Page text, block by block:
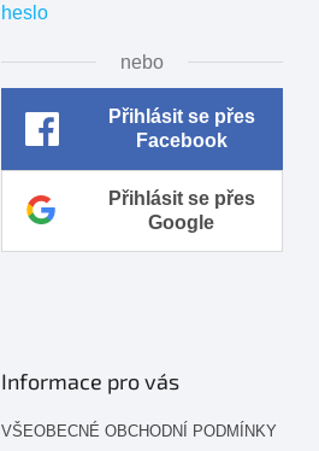
heslo
nebo
Přihlásit se přes
Facebook
Přihlásit se přes
Google
Informace pro vás
VŠEOBECNÉ OBCHODNÍ PODMÍNKY